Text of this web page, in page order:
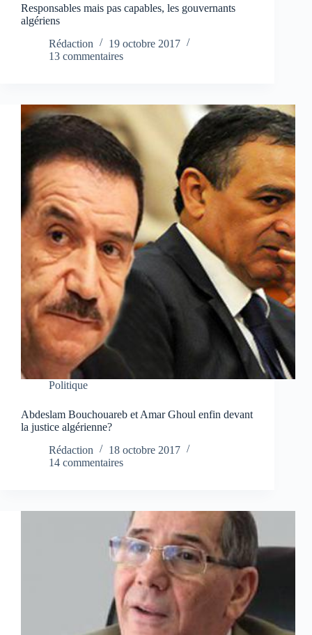
Responsables mais pas capables, les gouvernants
algériens
Rédaction
19 octobre 2017
13 commentaires
Politique
Abdeslam Bouchouareb et Amar Ghoul enfin devant
la justice algérienne?
Rédaction
18 octobre 2017
14 commentaires